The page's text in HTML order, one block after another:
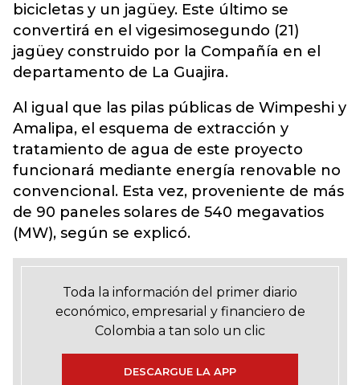
bicicletas y un jagüey. Este último se
convertirá en el vigesimosegundo (21)
jagüey construido por la Compañía en el
departamento de La Guajira.
Al igual que las pilas públicas de Wimpeshi y
Amalipa, el esquema de extracción y
tratamiento de agua de este proyecto
funcionará mediante energía renovable no
convencional. Esta vez, proveniente de más
de 90 paneles solares de 540 megavatios
(MW), según se explicó.
Toda la información del primer diario
económico, empresarial y financiero de
Colombia a tan solo un clic
DESCARGUE LA APP